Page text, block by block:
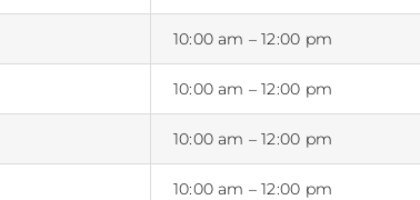
10:00 am – 12:00 pm
10:00 am – 12:00 pm
10:00 am – 12:00 pm
10:00 am – 12:00 pm